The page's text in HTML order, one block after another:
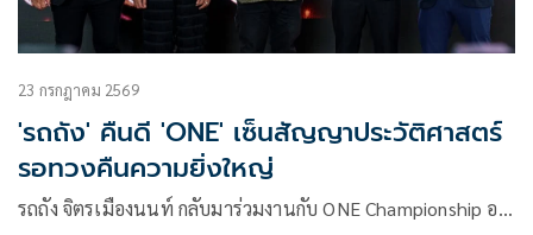
23 กรกฎาคม 2569
'รถถัง' คืนดี 'ONE' เซ็นสัญญาประวัติศาสตร์
รอทวงคืนความยิ่งใหญ่
รถถัง จิตรเมืองนนท์ กลับมาร่วมงานกับ ONE Championship อ…